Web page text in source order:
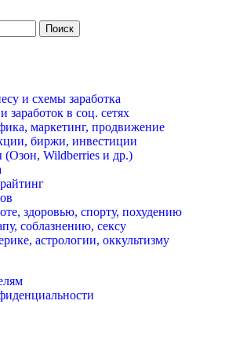
Поиск
и схемы заработка
заработок в соц. сетях
маркетинг, продвижение
биржи, инвестиции
(Озон, Wildberries и др.)
здоровью, спорту, похудению
соблазнению, сексу
астрологии, оккультизму